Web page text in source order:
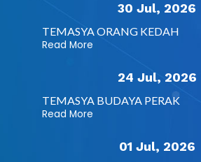
30 Jul, 2026
TEMASYA ORANG KEDAH
Read More
24 Jul, 2026
TEMASYA BUDAYA PERAK
Read More
01 Jul, 2026